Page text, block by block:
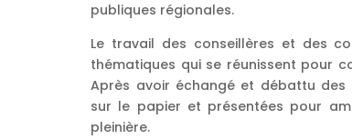
publiques régionales.
Le travail des conseillères et des
thématiques qui se réunissent pour
Après avoir échangé et débattu
sur le papier et présentées pour
pleinière.